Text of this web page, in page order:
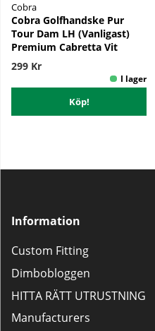
Cobra
Cobra Golfhandske Pur
Tour Dam LH (Vanligast)
Premium Cabretta Vit
299 Kr
Köp!
Information
Custom Fitting
Dimbobloggen
HITTA RÄTT UTRUSTNING
Manufacturers